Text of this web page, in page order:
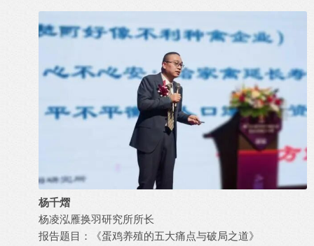
杨千熠
杨凌泓雁换羽研究所所长
报告题目：《蛋鸡养殖的五大痛点与破局之道》